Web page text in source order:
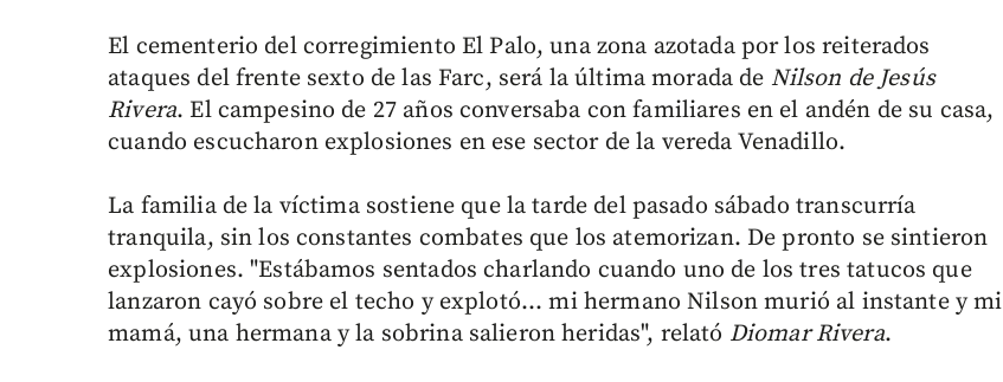
El cementerio del corregimiento El Palo, una zona azotada por los reiterados
ataques del frente sexto de las Farc, será la última morada de Nilson de Jesús
Rivera. El campesino de 27 años conversaba con familiares en el andén de su casa,
cuando escucharon explosiones en ese sector de la vereda Venadillo.
La familia de la víctima sostiene que la tarde del pasado sábado transcurría
tranquila, sin los constantes combates que los atemorizan. De pronto se sintieron
explosiones. "Estábamos sentados charlando cuando uno de los tres tatucos que
lanzaron cayó sobre el techo y explotó... mi hermano Nilson murió al instante y mi
mamá, una hermana y la sobrina salieron heridas", relató Diomar Rivera.